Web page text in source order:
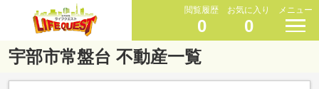
閲覧履歴
0
お気に入り
0
メニュー
宇部市常盤台 不動産一覧